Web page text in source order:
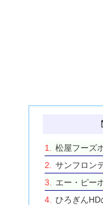
松屋フーズ
サンフロン
エー・ピー
ひろぎんHD